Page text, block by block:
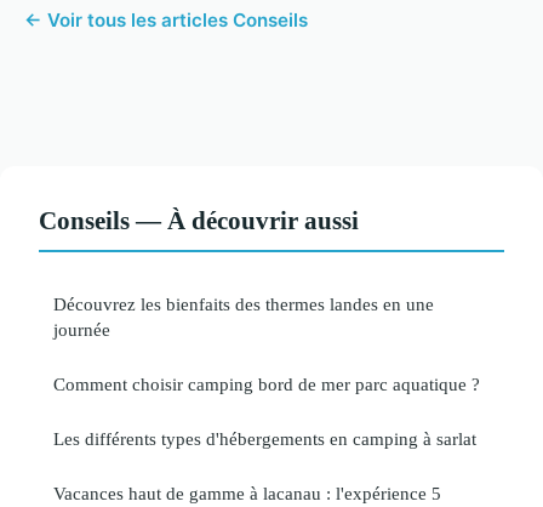
← Voir tous les articles Conseils
Conseils — À découvrir aussi
Découvrez les bienfaits des thermes landes en une
journée
Comment choisir camping bord de mer parc aquatique ?
Les différents types d'hébergements en camping à sarlat
Vacances haut de gamme à lacanau : l'expérience 5